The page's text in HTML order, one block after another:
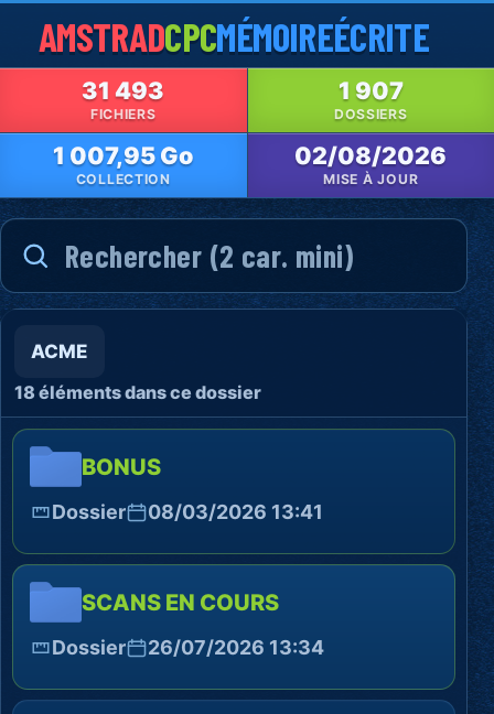
AMSTRADCPCMÉMOIREÉCRITE
31 493
FICHIERS
1 907
DOSSIERS
1 007,95 Go
COLLECTION
02/08/2026
MISE À JOUR
ACME
18 éléments dans ce dossier
BONUS
Dossier 08/03/2026 13:41
SCANS EN COURS
Dossier 26/07/2026 13:34